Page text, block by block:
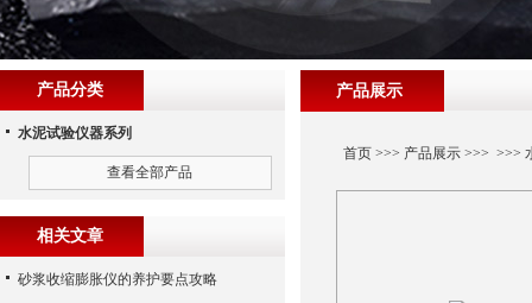
产品展示
首页>>> 产品展示>>> >>>
产品分类
水泥试验仪器系列
查看全部产品
相关文章
砂浆收缩膨胀仪的养护要点攻略